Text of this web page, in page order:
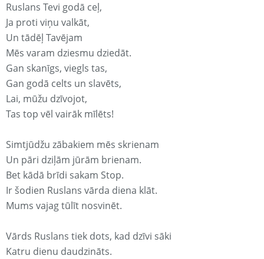
Ruslans Tevi godā ceļ,
Ja proti viņu valkāt,
Un tādēļ Tavējam
Mēs varam dziesmu dziedāt.
Gan skanīgs, viegls tas,
Gan godā celts un slavēts,
Lai, mūžu dzīvojot,
Tas top vēl vairāk mīlēts!
Simtjūdžu zābakiem mēs skrienam
Un pāri dziļām jūrām brienam.
Bet kādā brīdi sakam Stop.
Ir šodien Ruslans vārda diena klāt.
Mums vajag tūlīt nosvinēt.
Vārds Ruslans tiek dots, kad dzīvi sāki
Katru dienu daudzināts.